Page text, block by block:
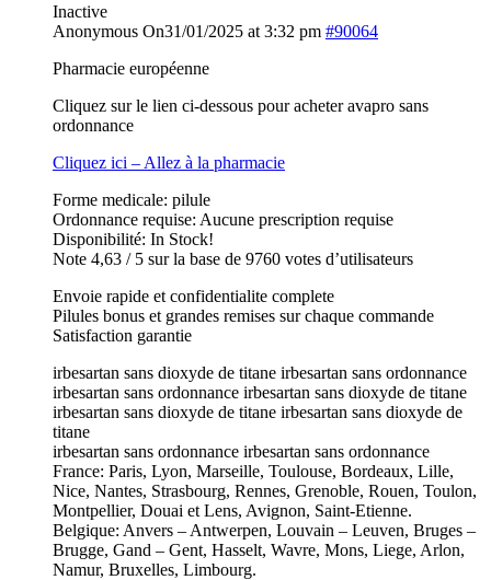
Inactive
Anonymous On31/01/2025 at 3:32 pm #90064
Pharmacie européenne
Cliquez sur le lien ci-dessous pour acheter avapro sans
ordonnance
Cliquez ici – Allez à la pharmacie
Forme medicale: pilule
Ordonnance requise: Aucune prescription requise
Disponibilité: In Stock!
Note 4,63 / 5 sur la base de 9760 votes d’utilisateurs
Envoie rapide et confidentialite complete
Pilules bonus et grandes remises sur chaque commande
Satisfaction garantie
irbesartan sans dioxyde de titane irbesartan sans ordonnance
irbesartan sans ordonnance irbesartan sans dioxyde de titane
irbesartan sans dioxyde de titane irbesartan sans dioxyde de
titane
irbesartan sans ordonnance irbesartan sans ordonnance
France: Paris, Lyon, Marseille, Toulouse, Bordeaux, Lille,
Nice, Nantes, Strasbourg, Rennes, Grenoble, Rouen, Toulon,
Montpellier, Douai et Lens, Avignon, Saint-Etienne.
Belgique: Anvers – Antwerpen, Louvain – Leuven, Bruges –
Brugge, Gand – Gent, Hasselt, Wavre, Mons, Liege, Arlon,
Namur, Bruxelles, Limbourg.